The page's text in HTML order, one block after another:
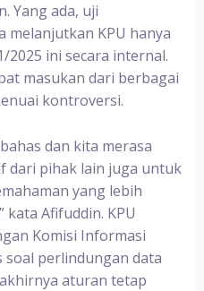
Yang ada, uji
melanjutkan KPU hanya
2025 ini secara internal.
masukan dari berbagai
kontroversi.
dan kita merasa
dari pihak lain juga untuk
yang lebih
Afifuddin. KPU
Komisi Informasi
soal perlindungan data
aturan tetap